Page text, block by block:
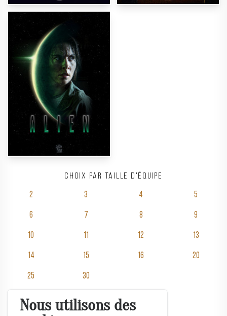
Nous utilisons des
Salles
Choix par taille d'équipe
2 3 4 5
6 7 8 9
10 11 12 13
14 15 16 20
25 30